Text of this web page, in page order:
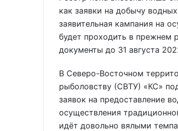
как заявки на добычу
заявительная кампания на
будет проходить в прежнем
документы до 31 августа
В Северо-Восточном
рыболовству (СВТУ) «КС»
заявок на предоставление
осуществления
идёт довольно вялыми